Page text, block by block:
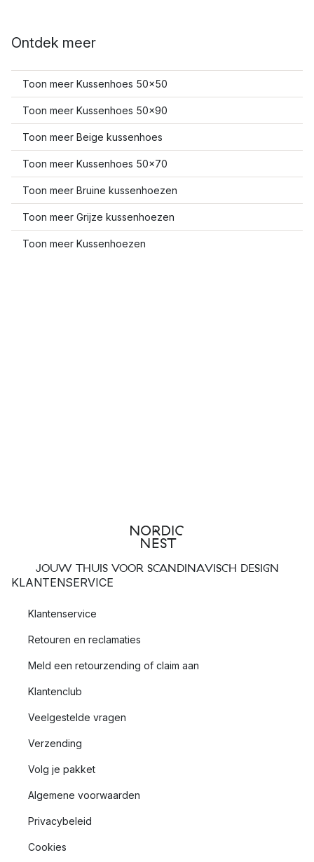
Ontdek meer
Toon meer Kussenhoes 50x50
Toon meer Kussenhoes 50x90
Toon meer Beige kussenhoes
Toon meer Kussenhoes 50x70
Toon meer Bruine kussenhoezen
Toon meer Grijze kussenhoezen
Toon meer Kussenhoezen
JOUW THUIS VOOR SCANDINAVISCH DESIGN
KLANTENSERVICE
Klantenservice
Retouren en reclamaties
Meld een retourzending of claim aan
Klantenclub
Veelgestelde vragen
Verzending
Volg je pakket
Algemene voorwaarden
Privacybeleid
Cookies